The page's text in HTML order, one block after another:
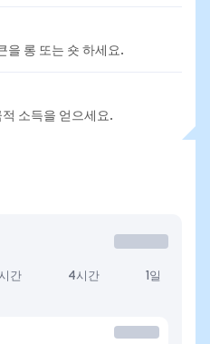
을 롱 또는 숏 하세요.
소득을 얻으세요.
간 4시간 1일